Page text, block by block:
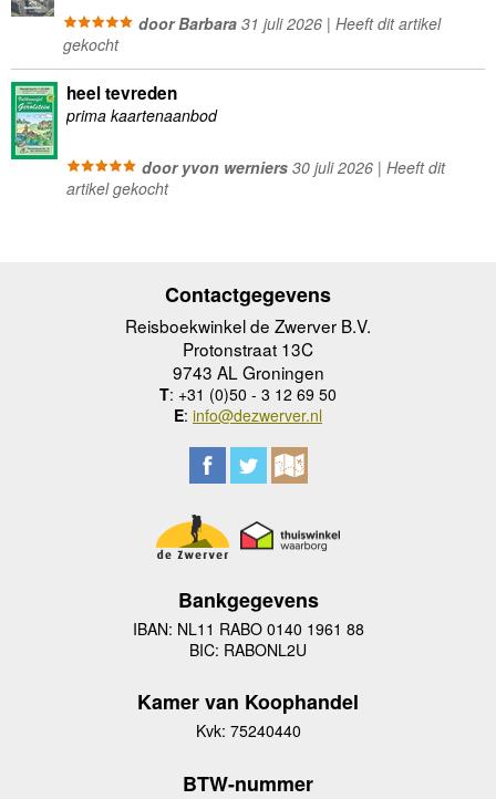
door Barbara31 juli 2026 | Heeft dit artikel
gekocht
heel tevreden
prima kaartenaanbod
door yvon werniers30 juli 2026 | Heeft dit
artikel gekocht
Contactgegevens
Reisboekwinkel de Zwerver B.V.
Protonstraat 13C
9743 AL Groningen
T: +31 (0)50 - 3 12 69 50
E: info@dezwerver.nl
Bankgegevens
IBAN: NL11 RABO 0140 1961 88
BIC: RABONL2U
Kamer van Koophandel
Kvk: 75240440
BTW-nummer